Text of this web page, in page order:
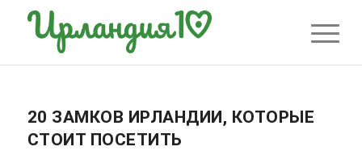
20 ЗАМКОВ ИРЛАНДИИ, КОТОРЫЕ
СТОИТ ПОСЕТИТЬ